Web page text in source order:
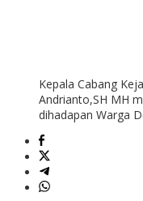
Kepala Cabang
Andrianto,SH MH
dihadapan Warga